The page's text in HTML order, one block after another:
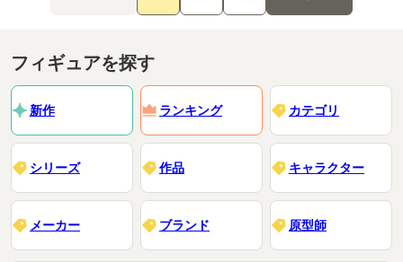
フィギュアを探す
新作 ランキング カテゴリ
シリーズ 作品 キャラクター
メーカー ブランド 原型師